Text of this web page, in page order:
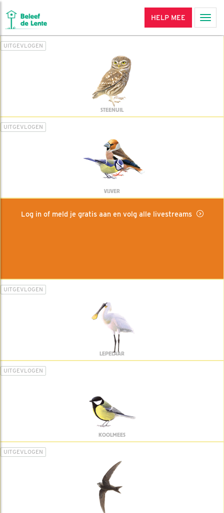
HELP MEE
UITGEVLOGEN
STEENUIL
UITGEVLOGEN
VIJVER
Log in of meld je gratis aan en volg alle livestreams
UITGEVLOGEN
LEPELAAR
UITGEVLOGEN
KOOLMEES
UITGEVLOGEN